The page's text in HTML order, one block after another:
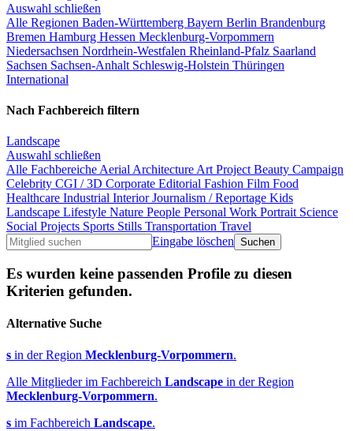
Auswahl schließen
Alle Regionen Baden-Württemberg Bayern Berlin Brandenburg
Bremen Hamburg Hessen Mecklenburg-Vorpommern
Niedersachsen Nordrhein-Westfalen Rheinland-Pfalz Saarland
Sachsen Sachsen-Anhalt Schleswig-Holstein Thüringen
International
Nach Fachbereich filtern
Landscape
Auswahl schließen
Alle Fachbereiche Aerial Architecture Art Project Beauty Campaign
Celebrity CGI / 3D Corporate Editorial Fashion Film Food
Healthcare Industrial InteriorJournalism / Reportage Kids
Landscape Lifestyle Nature People Personal Work Portrait Science
Social Projects Sports Stills Transportation Travel
Eingabe löschen
Es wurden keine passenden Profile zu diesen
Kriterien gefunden.
Alternative Suche
s in der Region Mecklenburg-Vorpommern.
Alle Mitglieder im Fachbereich Landscape in der Region
Mecklenburg-Vorpommern.
s im Fachbereich Landscape.